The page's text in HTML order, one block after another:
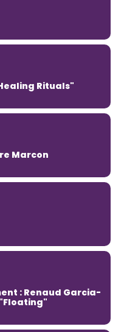
Rituals"
Marcon
: Renaud Garcia-